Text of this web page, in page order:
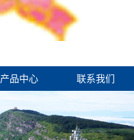
产品中心 联系我们